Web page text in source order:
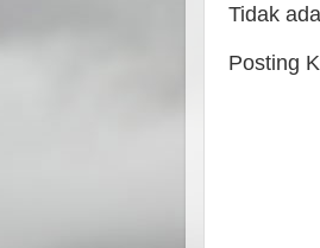
Tidak
Posting